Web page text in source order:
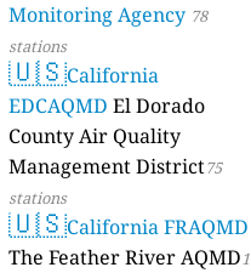
Monitoring Agency 78
stations
🇺🇸California
EDCAQMD El Dorado
County Air Quality
Management District75
stations
🇺🇸California FRAQMD
The Feather River AQMD1